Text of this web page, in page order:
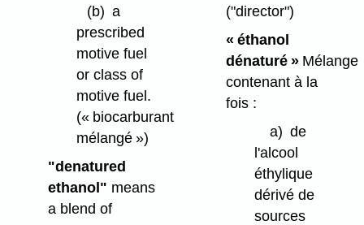
(b) a
prescribed
motive fuel
or class of
motive fuel.
(« biocarburant
mélangé »)
"denatured
ethanol" means
a blend of
("director")
« éthanol
dénaturé »Mélange
contenant à la
fois :
a) de
l'alcool
éthylique
dérivé de
sources